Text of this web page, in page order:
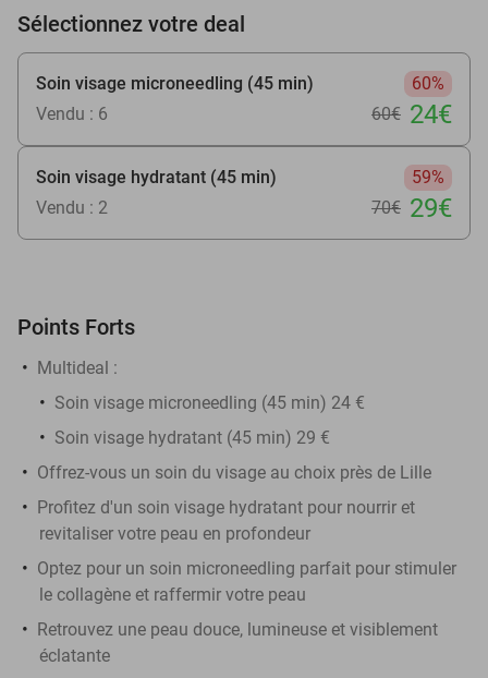
Sélectionnez votre deal
Soin visage microneedling (45 min)
60%
Vendu : 6
60€ 24€
Soin visage hydratant (45 min)
59%
Vendu : 2
70€ 29€
Points Forts
Multideal :
​Soin visage microneedling (45 min) 24 €
Soin visage hydratant (45 min) 29 €
Offrez-vous un soin du visage au choix près de Lille
Profitez d'un soin visage hydratant pour nourrir et
revitaliser votre peau en profondeur
Optez pour un soin microneedling parfait pour stimuler
le collagène et raffermir votre peau
Retrouvez une peau douce, lumineuse et visiblement
éclatante